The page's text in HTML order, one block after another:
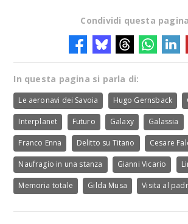
Condividi questa
In questa pagina si parla di:
Le aeronavi dei Savoia Hugo Gernsback
Interplanet Futuro Galaxy Galassia
Franco Enna Delitto su Titano Cesare
Naufragio in una stanza Gianni Vicario
Memoria totale Gilda Musa Visita al padr